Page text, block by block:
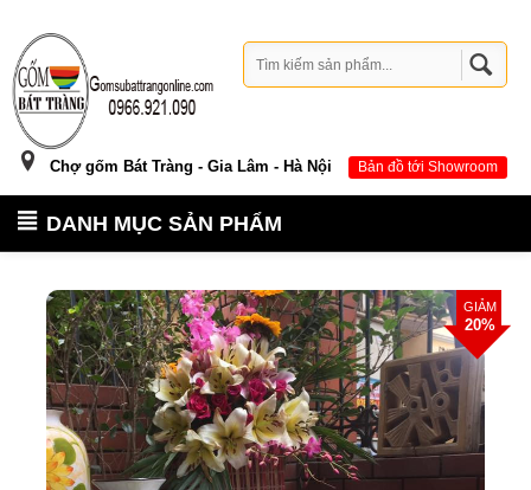
Chợ gốm Bát Tràng - Gia Lâm - Hà Nội Bản đồ tới Showroom
DANH MỤC SẢN PHẨM
GIẢM
20%